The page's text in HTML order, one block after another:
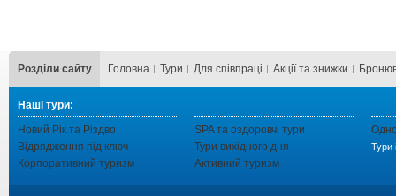
Розділи сайту Головна Тури Для cпівпраці Акції та знижки
Наші тури:
Новий Рік та Різдво
Відрядження під ключ
Корпоративний туризм
SPA та оздоровчі тури
Тури вихідного дня
Активний туризм
Тури